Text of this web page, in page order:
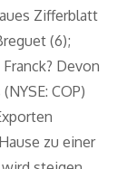
Zifferblatt
(6);
Franck? Devon
COP)
zu einer